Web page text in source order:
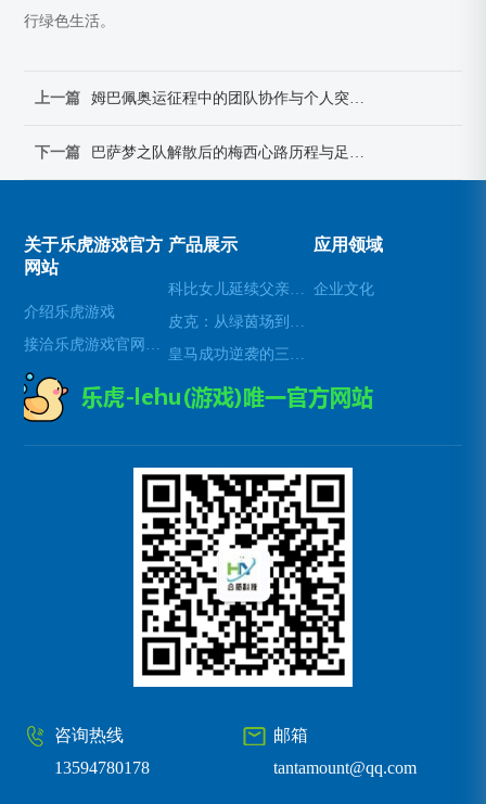
行绿色生活。
上一篇
下一篇
关于乐虎游戏官方
网站
介绍乐虎游戏
产品展示 应用领域
企业文化
邮箱
tantamount@qq.com
咨询热线
13594780178